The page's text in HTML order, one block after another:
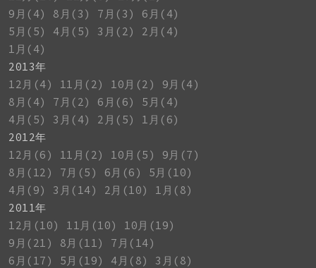
9月(4)
8月(3) 7月(3)
6月(4)
5月(5)
4月(5) 3月(2)
2月(4)
1月(4)
2013年
12月(4)
11月(2) 10月(2)
9月(4)
8月(4)
7月(2) 6月(6)
5月(4)
4月(5)
3月(4) 2月(5)
1月(6)
2012年
12月(6)
11月(2) 10月(5)
9月(7)
8月(12)
7月(5) 6月(6)
5月(10)
4月(9)
3月(14) 2月(10)
1月(8)
2011年
12月(10)
11月(10)
10月(19)
9月(21)
8月(11)
7月(14)
6月(17)
5月(19) 4月(8)
3月(8)